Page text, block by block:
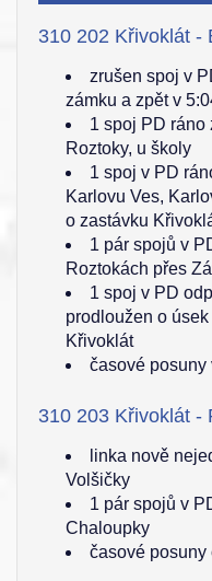
310 202 Křivoklát -
zrušen spoj v
zámku a zpět v
1 spoj PD ráno
Roztoky, u školy
1 spoj v PD
Karlovu Ves,
o zastávku
1 pár spojů v
Roztokách přes
1 spoj v PD
prodloužen o
Křivoklát
časové posuny
310 203 Křivoklát -
linka nově
Volšičky
1 pár spojů v
Chaloupky
časové posuny